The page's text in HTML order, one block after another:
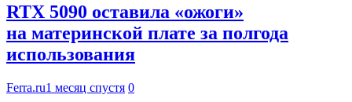
RTX 5090 оставила «ожоги»
на материнской плате за полгода
использования
Ferra.ru1 месяц спустя 0